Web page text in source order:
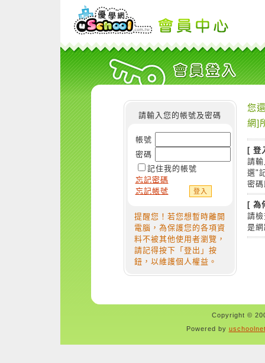
請輸入您的帳號及密碼
帳號
密碼
記住我的帳號
忘記密碼
忘記帳號
提醒您！若您想暫時離開
電腦，為保護您的各項資
料不被其他使用者瀏覽，
請記得按下「登出」按
鈕，以維護個人權益。
您
網]
[ 登
請
選"
密
[ 為
請
是
Copyright ©
Powered by